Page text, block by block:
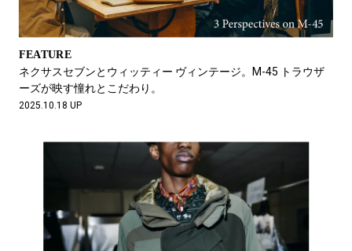
#Commune H #FOCUS IT #AH.H
#ととけん #FASHION #MUSIC #MOVIE
#LIFESTYLE
#SPORTS #HANDSOME HANDBOOK
FEATURE
ネクサスセブンとウィッティー ヴィンテージ。M-45 トラウザ
ーズが映す憧れとこだわり。
2025.10.18 UP